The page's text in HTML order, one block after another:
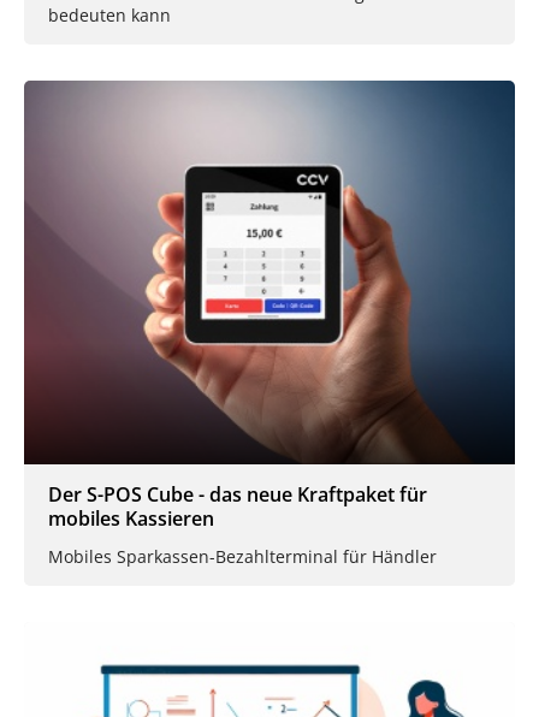
bedeuten kann
Der S-POS Cube - das neue Kraftpaket für
mobiles Kassieren
Mobiles Sparkassen-Bezahlterminal für Händler